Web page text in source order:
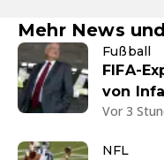
Mehr News
Fußball
FIFA-
von
Vor 3
NFL